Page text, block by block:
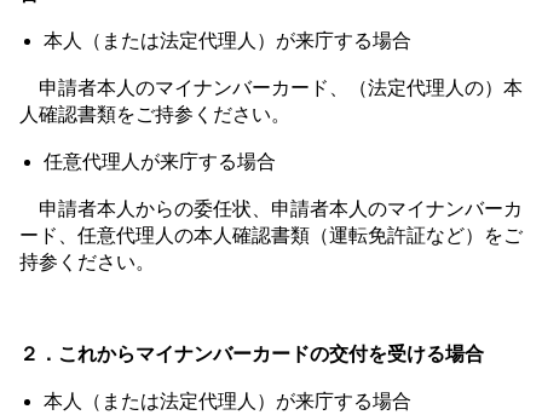
本人（または法定代理人）が来庁する場合
申請者本人のマイナンバーカード、（法定代理人の）本
人確認書類をご持参ください。
任意代理人が来庁する場合
申請者本人からの委任状、申請者本人のマイナンバーカ
ード、任意代理人の本人確認書類（運転免許証など）をご
持参ください。
２．これからマイナンバーカードの交付を受ける場合
本人（または法定代理人）が来庁する場合